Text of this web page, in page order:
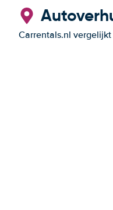
Carrentals.nl